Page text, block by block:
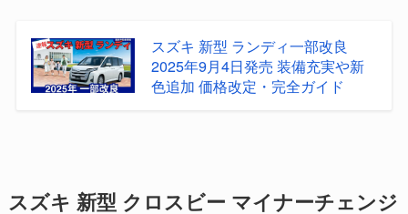
スズキ 新型 ランディ一部改良
2025年9月4日発売 装備充実や新
色追加 価格改定・完全ガイド
スズキ 新型 クロスビー マイナーチェンジ